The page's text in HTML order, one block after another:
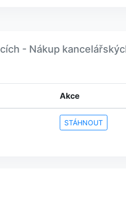
- Nákup
Akce
STÁHNOUT